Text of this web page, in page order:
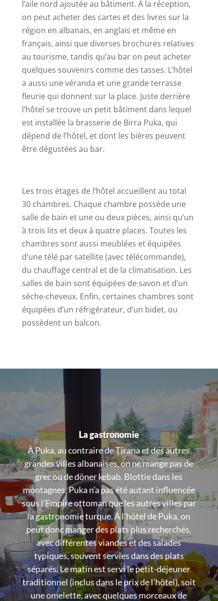
l’aile nord ajoutée au bâtiment. À la réception,
on peut acheter des cartes et des livres sur la
région en albanais, en anglais et même en
français, ainsi que diverses brochures relatives
au tourisme, tandis qu’au bar on peut acheter
quelques souvenirs comme des tasses. L’hôtel
a aussi une véranda et une grande terrasse
fleurie qui donnent sur la place. Juste derrière
l’hôtel se trouve un petit bâtiment dans lequel
est installée la brasserie de Birra Puka, qui
dépend de l’hôtel, et dont les bières peuvent
être dégustées au bar.
Les trois étages de l’hôtel accueillent au total
30 chambres. Chaque chambre possède une
salle de bain et une ou deux pièces, ainsi qu’un
à trois lits et deux à quatre places. Toutes les
chambres sont aussi meublées et équipées
d’une télé par satellite (avec télécommande),
du chauffage central et de la climatisation. Les
salles de bain sont équipées de savon et d’un
sèche-cheveux. Enfin, certaines chambres sont
équipées d’un réfrigérateur, d’un bidet, ou
possèdent un balcon.
La gastronomie
À Puka, au contraire de Tirana et des autres
grandes villes albanaises, on ne mange pas de
grec ou de döner kebab. Blottie dans les
montagnes, Puka n’a pas été autant influencée
sous l’Empire ottoman que les autres villes par
la gastronomie turque. À l’hôtel de Puka, on
peut donc manger des plats plus recherchés,
avec différentes viandes et des salades
typiques, souvent servies dans des plats
séparés. Le matin est servi le petit-déjeuner
traditionnel (inclus dans le prix de l’hôtel), soit
une omelette, avec quelques morceaux de